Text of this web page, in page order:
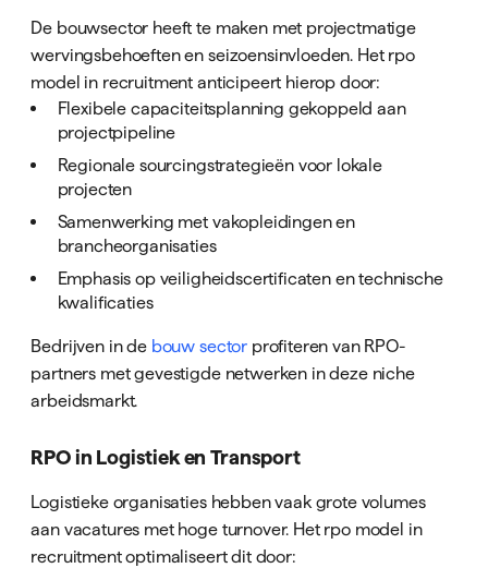
De bouwsector heeft te maken met projectmatige
wervingsbehoeften en seizoensinvloeden. Het rpo
model in recruitment anticipeert hierop door:
Flexibele capaciteitsplanning gekoppeld aan
projectpipeline
Regionale sourcingstrategieën voor lokale
projecten
Samenwerking met vakopleidingen en
brancheorganisaties
Emphasis op veiligheidscertificaten en technische
kwalificaties
Bedrijven in de bouw sector profiteren van RPO-
partners met gevestigde netwerken in deze niche
arbeidsmarkt.
RPO in Logistiek en Transport
Logistieke organisaties hebben vaak grote volumes
aan vacatures met hoge turnover. Het rpo model in
recruitment optimaliseert dit door: